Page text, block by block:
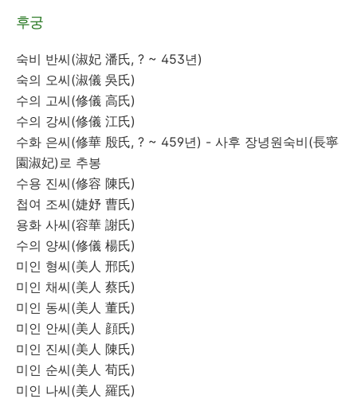
후궁
숙비 반씨(淑妃 潘氏, ? ~ 453년)
숙의 오씨(淑儀 吳氏)
수의 고씨(修儀 高氏)
수의 강씨(修儀 江氏)
수화 은씨(修華 殷氏, ? ~ 459년) - 사후 장녕원숙비(長寧
園淑妃)로 추봉
수용 진씨(修容 陳氏)
첩여 조씨(婕妤 曹氏)
용화 사씨(容華 謝氏)
수의 양씨(修儀 楊氏)
미인 형씨(美人 邢氏)
미인 채씨(美人 蔡氏)
미인 동씨(美人 董氏)
미인 안씨(美人 顔氏)
미인 진씨(美人 陳氏)
미인 순씨(美人 荀氏)
미인 나씨(美人 羅氏)